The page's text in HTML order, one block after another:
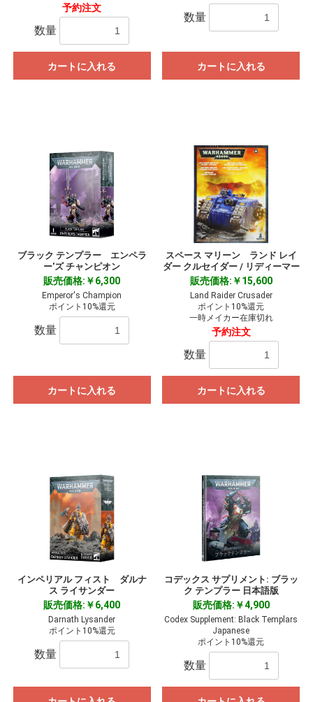
予約注文
数量
カートに入れる
数量
カートに入れる
ブラック テンプラー エンペラ
ー'ズ チャンピオン
販売価格:￥6,300
Emperor's Champion
ポイント10%還元
数量
カートに入れる
スペース マリーン ランド レイ
ダー クルセイダー / リディーマー
販売価格:￥15,600
Land Raider Crusader
ポイント10%還元
一時メイカー在庫切れ
予約注文
数量
カートに入れる
インペリアル フィスト ダルナ
ス ライサンダー
販売価格:￥6,400
Darnath Lysander
ポイント10%還元
数量
コデックス サプリメント: ブラッ
ク テンプラー 日本語版
販売価格:￥4,900
Codex Supplement: Black Templars
Japanese
ポイント10%還元
数量